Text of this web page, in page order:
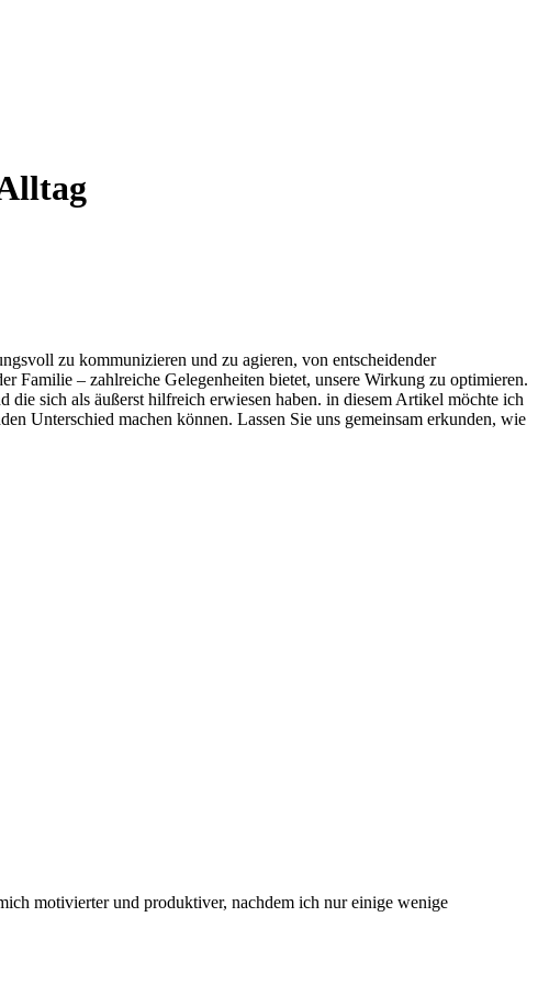
zu kommunizieren und ⁤zu agieren, von entscheidender
Familie ⁣–⁤ zahlreiche ‌Gelegenheiten bietet, unsere Wirkung zu optimieren.
sich ​als äußerst ‌hilfreich erwiesen haben.‍ in diesem Artikel möchte ich
Unterschied machen⁣ können.⁤ Lassen Sie uns gemeinsam ‍erkunden, wie
motivierter und⁣ produktiver, nachdem ich nur einige wenige